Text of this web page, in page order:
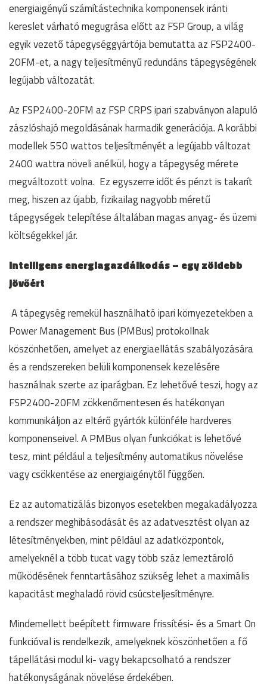
energiaigényű számítástechnika komponensek iránti
kereslet várható megugrása előtt az FSP Group, a világ
egyik vezető tápegységgyártója bemutatta az FSP2400-
20FM-et, a nagy teljesítményű redundáns tápegységének
legújabb változatát.
Az FSP2400-20FM az FSP CRPS ipari szabványon alapuló
zászlóshajó megoldásának harmadik generációja. A korábbi
modellek 550 wattos teljesítményét a legújabb változat
2400 wattra növeli anélkül, hogy a tápegység mérete
megváltozott volna. Ez egyszerre időt és pénzt is takarít
meg, hiszen az újabb, fizikailag nagyobb méretű
tápegységek telepítése általában magas anyag- és üzemi
költségekkel jár.
Intelligens energiagazdálkodás – egy zöldebb
jövőért
A tápegység remekül használható ipari környezetekben a
Power Management Bus (PMBus) protokollnak
köszönhetően, amelyet az energiaellátás szabályozására
és a rendszereken belüli komponensek kezelésére
használnak szerte az iparágban. Ez lehetővé teszi, hogy az
FSP2400-20FM zökkenőmentesen és hatékonyan
kommunikáljon az eltérő gyártók különféle hardveres
komponenseivel. A PMBus olyan funkciókat is lehetővé
tesz, mint például a teljesítmény automatikus növelése
vagy csökkentése az energiaigénytől függően.
Ez az automatizálás bizonyos esetekben megakadályozza
a rendszer meghibásodását és az adatvesztést olyan az
létesítményekben, mint például az adatközpontok,
amelyeknél a több tucat vagy több száz lemeztároló
működésének fenntartásához szükség lehet a maximális
kapacitást meghaladó rövid csúcsteljesítményre.
Mindemellett beépített firmware frissítési- és a Smart On
funkcióval is rendelkezik, amelyeknek köszönhetően a fő
tápellátási modul ki- vagy bekapcsolható a rendszer
hatékonyságának növelése érdekében.